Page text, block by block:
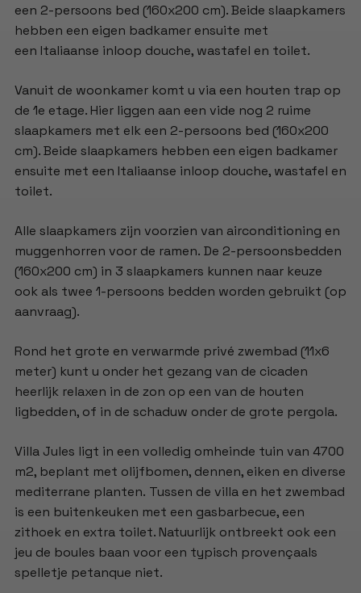
een 2-persoons bed (160x200 cm). Beide slaapkamers
hebben een eigen badkamer ensuite met
een Italiaanse inloop douche, wastafel en toilet.
Vanuit de woonkamer komt u via een houten trap op
de 1e etage. Hier liggen aan een vide nog 2 ruime
slaapkamers met elk een 2-persoons bed (160x200
cm). Beide slaapkamers hebben een eigen badkamer
ensuite met een Italiaanse inloop douche, wastafel en
toilet.
Alle slaapkamers zijn voorzien van airconditioning en
muggenhorren voor de ramen. De 2-persoonsbedden
(160x200 cm) in 3 slaapkamers kunnen naar keuze
ook als twee 1-persoons bedden worden gebruikt (op
aanvraag).
Rond het grote en verwarmde privé zwembad (11x6
meter) kunt u onder het gezang van de cicaden
heerlijk relaxen in de zon op een van de houten
ligbedden, of in de schaduw onder de grote pergola.
Villa Jules ligt in een volledig omheinde tuin van 4700
m2, beplant met olijfbomen, dennen, eiken en diverse
mediterrane planten. Tussen de villa en het zwembad
is een buitenkeuken met een gasbarbecue, een
zithoek en extra toilet. Natuurlijk ontbreekt ook een
jeu de boules baan voor een typisch provençaals
spelletje petanque niet.